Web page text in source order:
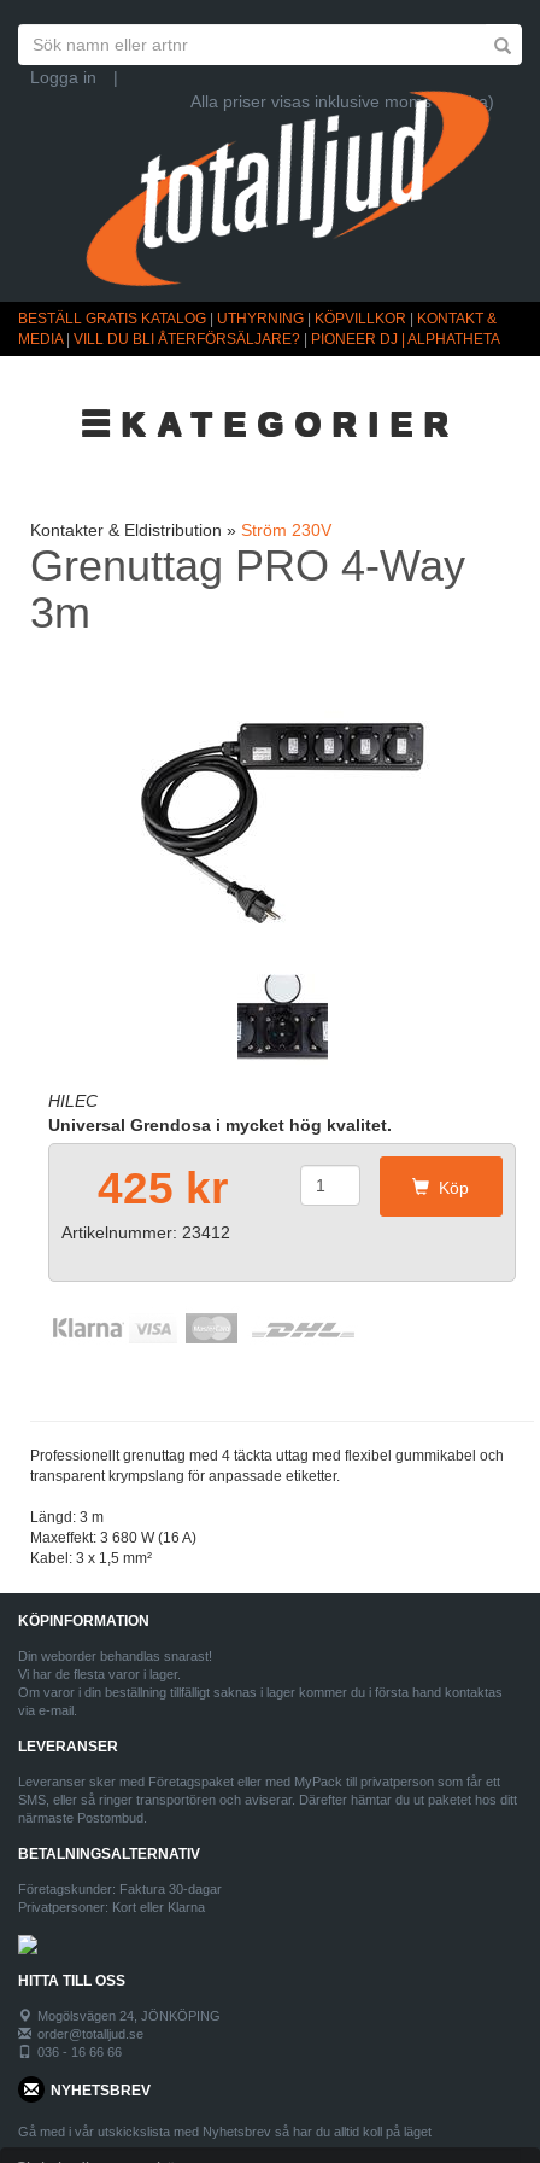
Logga in
|
Alla priser visas inklusive moms (Ändra)
BESTÄLL GRATIS KATALOG UTHYRNING KÖPVILLKOR
KONTAKT &
MEDIA| VILL DU BLI ÅTERFÖRSÄLJARE? PIONEER DJ | ALPHATHETA
☰KATEGORIER
Kontakter & Eldistribution » Ström 230V
Grenuttag PRO 4-Way
3m
HILEC
Universal Grendosa i mycket hög kvalitet.
425 kr Köp
Artikelnummer: 23412
Professionellt grenuttag med 4 täckta uttag med flexibel gummikabel och
transparent krympslang för anpassade etiketter.
Längd: 3 m
Maxeffekt: 3 680 W (16 A)
Kabel: 3 x 1,5 mm²
KÖPINFORMATION
Din weborder behandlas snarast!
Vi har de flesta varor i lager.
Om varor i din beställning tillfälligt saknas i lager kommer du i första hand kontaktas
via e-mail.
LEVERANSER
Leveranser sker med Företagspaket eller med MyPack till privatperson som får ett
SMS, eller så ringer transportören och aviserar. Därefter hämtar du ut paketet hos ditt
närmaste Postombud.
BETALNINGSALTERNATIV
Företagskunder: Faktura 30-dagar
Privatpersoner: Kort eller Klarna
HITTA TILL OSS
Mogölsvägen 24, JÖNKÖPING
order@totalljud.se
036 - 16 66 66
NYHETSBREV
Gå med i vår utskickslista med Nyhetsbrev så har du alltid koll på läget